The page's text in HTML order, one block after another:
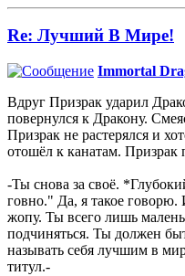
Re: Лучший В Мире!
Immortal
Вдруг Призрак ударил
повернулся к Дракону.
Призрак не растерялся и
отошёл к канатам. Призрак
-Ты снова за своё.
говно." Да, я такое
жопу. Ты всего лишь
подчиняться. Ты должен
называть себя лучшим в
титул.-